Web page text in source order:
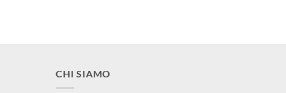
CHI SIAMO